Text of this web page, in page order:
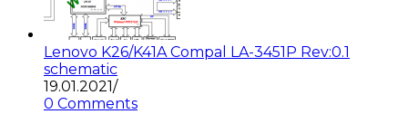
Lenovo K26/K41A Compal LA-3451P Rev:0.1
schematic
19.01.2021/
0 Comments